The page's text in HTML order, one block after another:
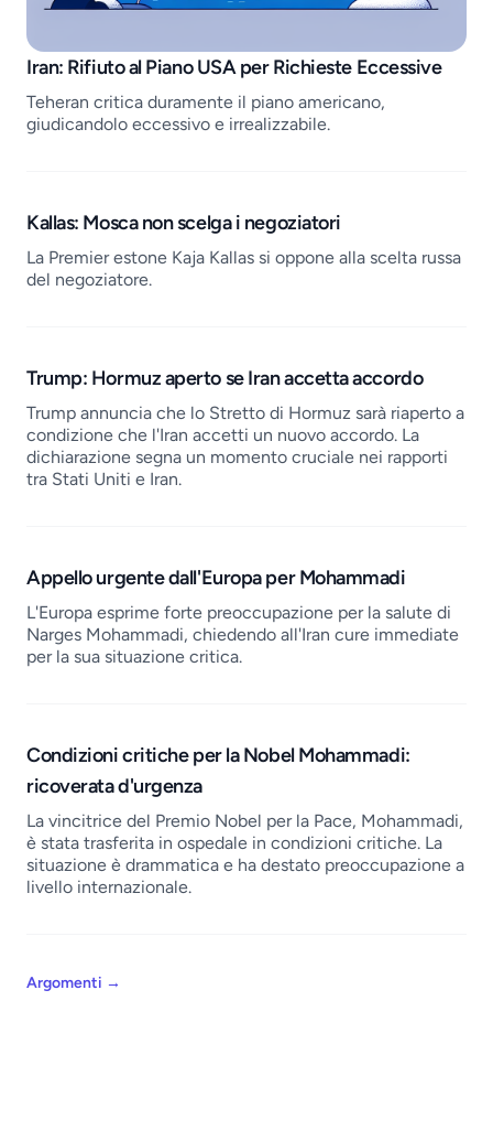
Job openings
Iran: Rifiuto al Piano USA per Richieste Eccessive
Teheran critica duramente il piano americano,
giudicandolo eccessivo e irrealizzabile.
Kallas: Mosca non scelga i negoziatori
La Premier estone Kaja Kallas si oppone alla scelta russa
del negoziatore.
Trump: Hormuz aperto se Iran accetta accordo
Trump annuncia che lo Stretto di Hormuz sarà riaperto a
condizione che l'Iran accetti un nuovo accordo. La
dichiarazione segna un momento cruciale nei rapporti
tra Stati Uniti e Iran.
Appello urgente dall'Europa per Mohammadi
L'Europa esprime forte preoccupazione per la salute di
Narges Mohammadi, chiedendo all'Iran cure immediate
per la sua situazione critica.
Condizioni critiche per la Nobel Mohammadi:
ricoverata d'urgenza
La vincitrice del Premio Nobel per la Pace, Mohammadi,
è stata trasferita in ospedale in condizioni critiche. La
situazione è drammatica e ha destato preoccupazione a
livello internazionale.
Argomenti →